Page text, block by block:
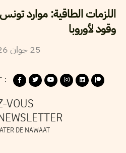
اللزمات الطاقية: موارد
وقود لأوروبا
25 جوان
:
VOUS
DE NAWAAT